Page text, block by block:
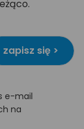
zapisz się >
e-mail
na